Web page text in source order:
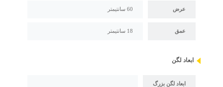
عرض 60 سانتیمتر
عمق 18 سانتیمتر
ابعاد لگن
ابعاد لگن بزرگ